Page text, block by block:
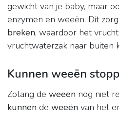
gewicht van je baby, maar
enzymen en weeën. Dit
breken, waardoor het
vruchtwaterzak naar buiten
Kunnen weeën
Zolang de weeën nog niet
kunnen de weeën van het